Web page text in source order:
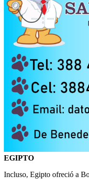
EGIPTO
Incluso, Egipto ofreció a